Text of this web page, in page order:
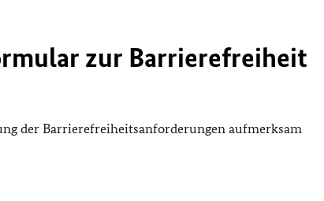
zur Barrierefreiheit
der Barrierefreiheitsanforderungen aufmerksam